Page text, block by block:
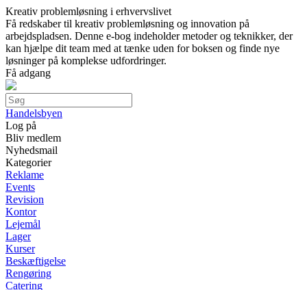
Kreativ problemløsning i erhvervslivet
Få redskaber til kreativ problemløsning og innovation på
arbejdspladsen. Denne e-bog indeholder metoder og teknikker, der
kan hjælpe dit team med at tænke uden for boksen og finde nye
løsninger på komplekse udfordringer.
Få adgang
Handelsbyen
Log på
Bliv medlem
Nyhedsmail
Kategorier
Reklame
Events
Revision
Kontor
Lejemål
Lager
Kurser
Beskæftigelse
Rengøring
Catering